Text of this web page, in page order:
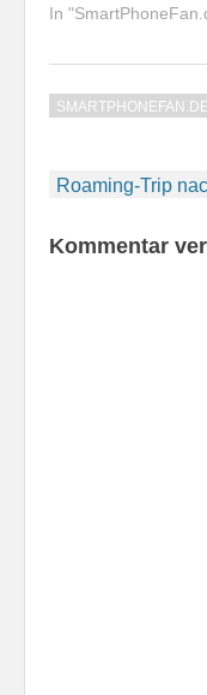
In
SMARTPHONEFAN.DE
Roaming-Trip
Kommentar